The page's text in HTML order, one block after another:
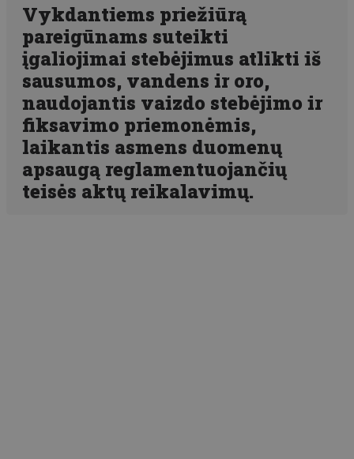
Vykdantiems priežiūrą
pareigūnams suteikti
įgaliojimai stebėjimus atlikti iš
sausumos, vandens ir oro,
naudojantis vaizdo stebėjimo ir
fiksavimo priemonėmis,
laikantis asmens duomenų
apsaugą reglamentuojančių
teisės aktų reikalavimų.